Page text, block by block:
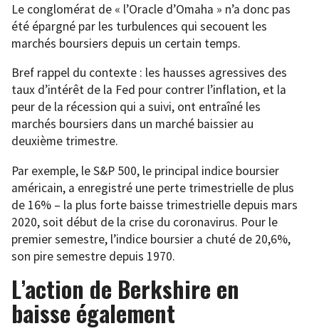
Le conglomérat de « l’Oracle d’Omaha » n’a donc pas
été épargné par les turbulences qui secouent les
marchés boursiers depuis un certain temps.
Bref rappel du contexte : les hausses agressives des
taux d’intérêt de la Fed pour contrer l’inflation, et la
peur de la récession qui a suivi, ont entraîné les
marchés boursiers dans un marché baissier au
deuxième trimestre.
Par exemple, le S&P 500, le principal indice boursier
américain, a enregistré une perte trimestrielle de plus
de 16% – la plus forte baisse trimestrielle depuis mars
2020, soit début de la crise du coronavirus. Pour le
premier semestre, l’indice boursier a chuté de 20,6%,
son pire semestre depuis 1970.
L’action de Berkshire en
baisse également